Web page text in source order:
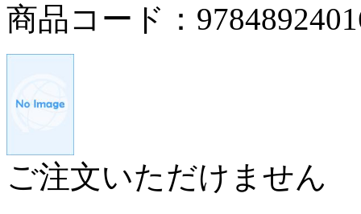
商品コード：
ご注文いただけません